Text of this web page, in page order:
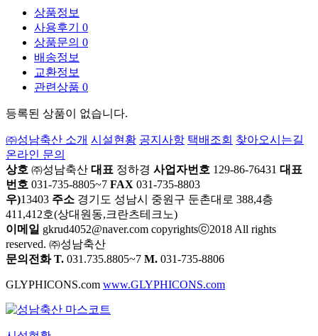
상품정보
사용후기 0
상품문의 0
배송정보
교환정보
관련상품 0
등록된 상품이 없습니다.
㈜성남축산 소개 시설현황 공지사항 택배조회 찾아오시는길
온라인 문의
상호 ㈜성남축산 대표 정하경 사업자번호 129-86-76431 대표
번호 031-735-8805~7 FAX 031-735-8803
우)13403 주소 경기도 성남시 중원구 둔촌대로 388,4층
411,412호(상대원동,크란츠테크노)
이메일 gkrud4052@naver.com copyrightsⓒ2018 All rights
reserved. ㈜성남축산
문의전화 T. 031.735.8805~7 M. 031-735-8806
GLYPHICONS.com www.GLYPHICONS.com